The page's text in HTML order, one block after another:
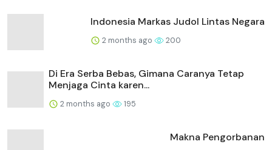
Indonesia Markas Judol Lintas Negara
2 months ago 200
Di Era Serba Bebas, Gimana Caranya Tetap
Menjaga Cinta karen...
2 months ago 195
Makna Pengorbanan